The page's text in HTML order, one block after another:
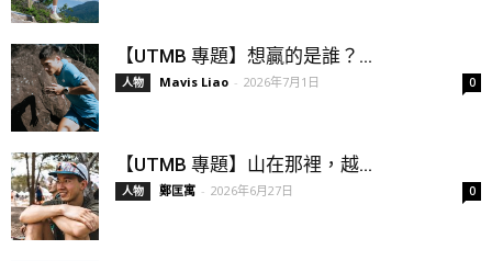
【UTMB 專題】想贏的是誰？...
人物 Mavis Liao - 2026年7月1日 0
【UTMB 專題】山在那裡，越...
人物 鄭匡寓 - 2026年6月27日 0